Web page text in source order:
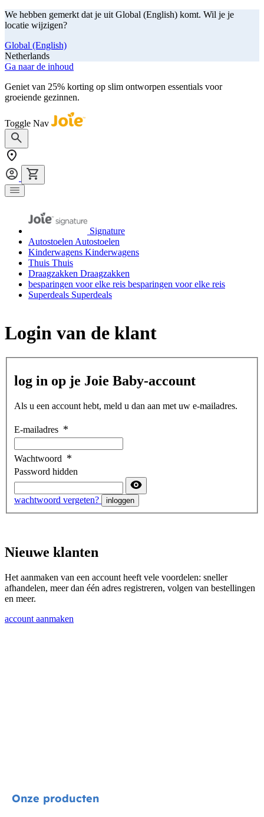
We hebben gemerkt dat je uit Global (English) komt. Wil je je
locatie wijzigen?
Global (English)
Netherlands
Ga naar de inhoud
Geniet van 25% korting op slim ontworpen essentials voor
groeiende gezinnen.
Toggle Nav
Signature
Autostoelen Autostoelen
Kinderwagens Kinderwagens
Thuis Thuis
Draagzakken Draagzakken
besparingen voor elke reis besparingen voor elke reis
Superdeals Superdeals
Login van de klant
log in op je Joie Baby-account
Als u een account hebt, meld u dan aan met uw e-mailadres.
E-mailadres
Wachtwoord
Password hidden
wachtwoord vergeten? inloggen
Nieuwe klanten
Het aanmaken van een account heeft vele voordelen: sneller
afhandelen, meer dan één adres registreren, volgen van bestellingen
en meer.
account aanmaken
Onze producten